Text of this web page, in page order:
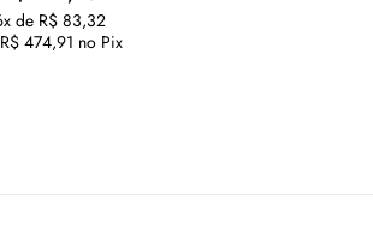
de R$ 83,32
R$ 474,91 no Pix